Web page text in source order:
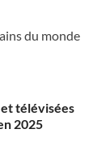
du monde
télévisées
2025